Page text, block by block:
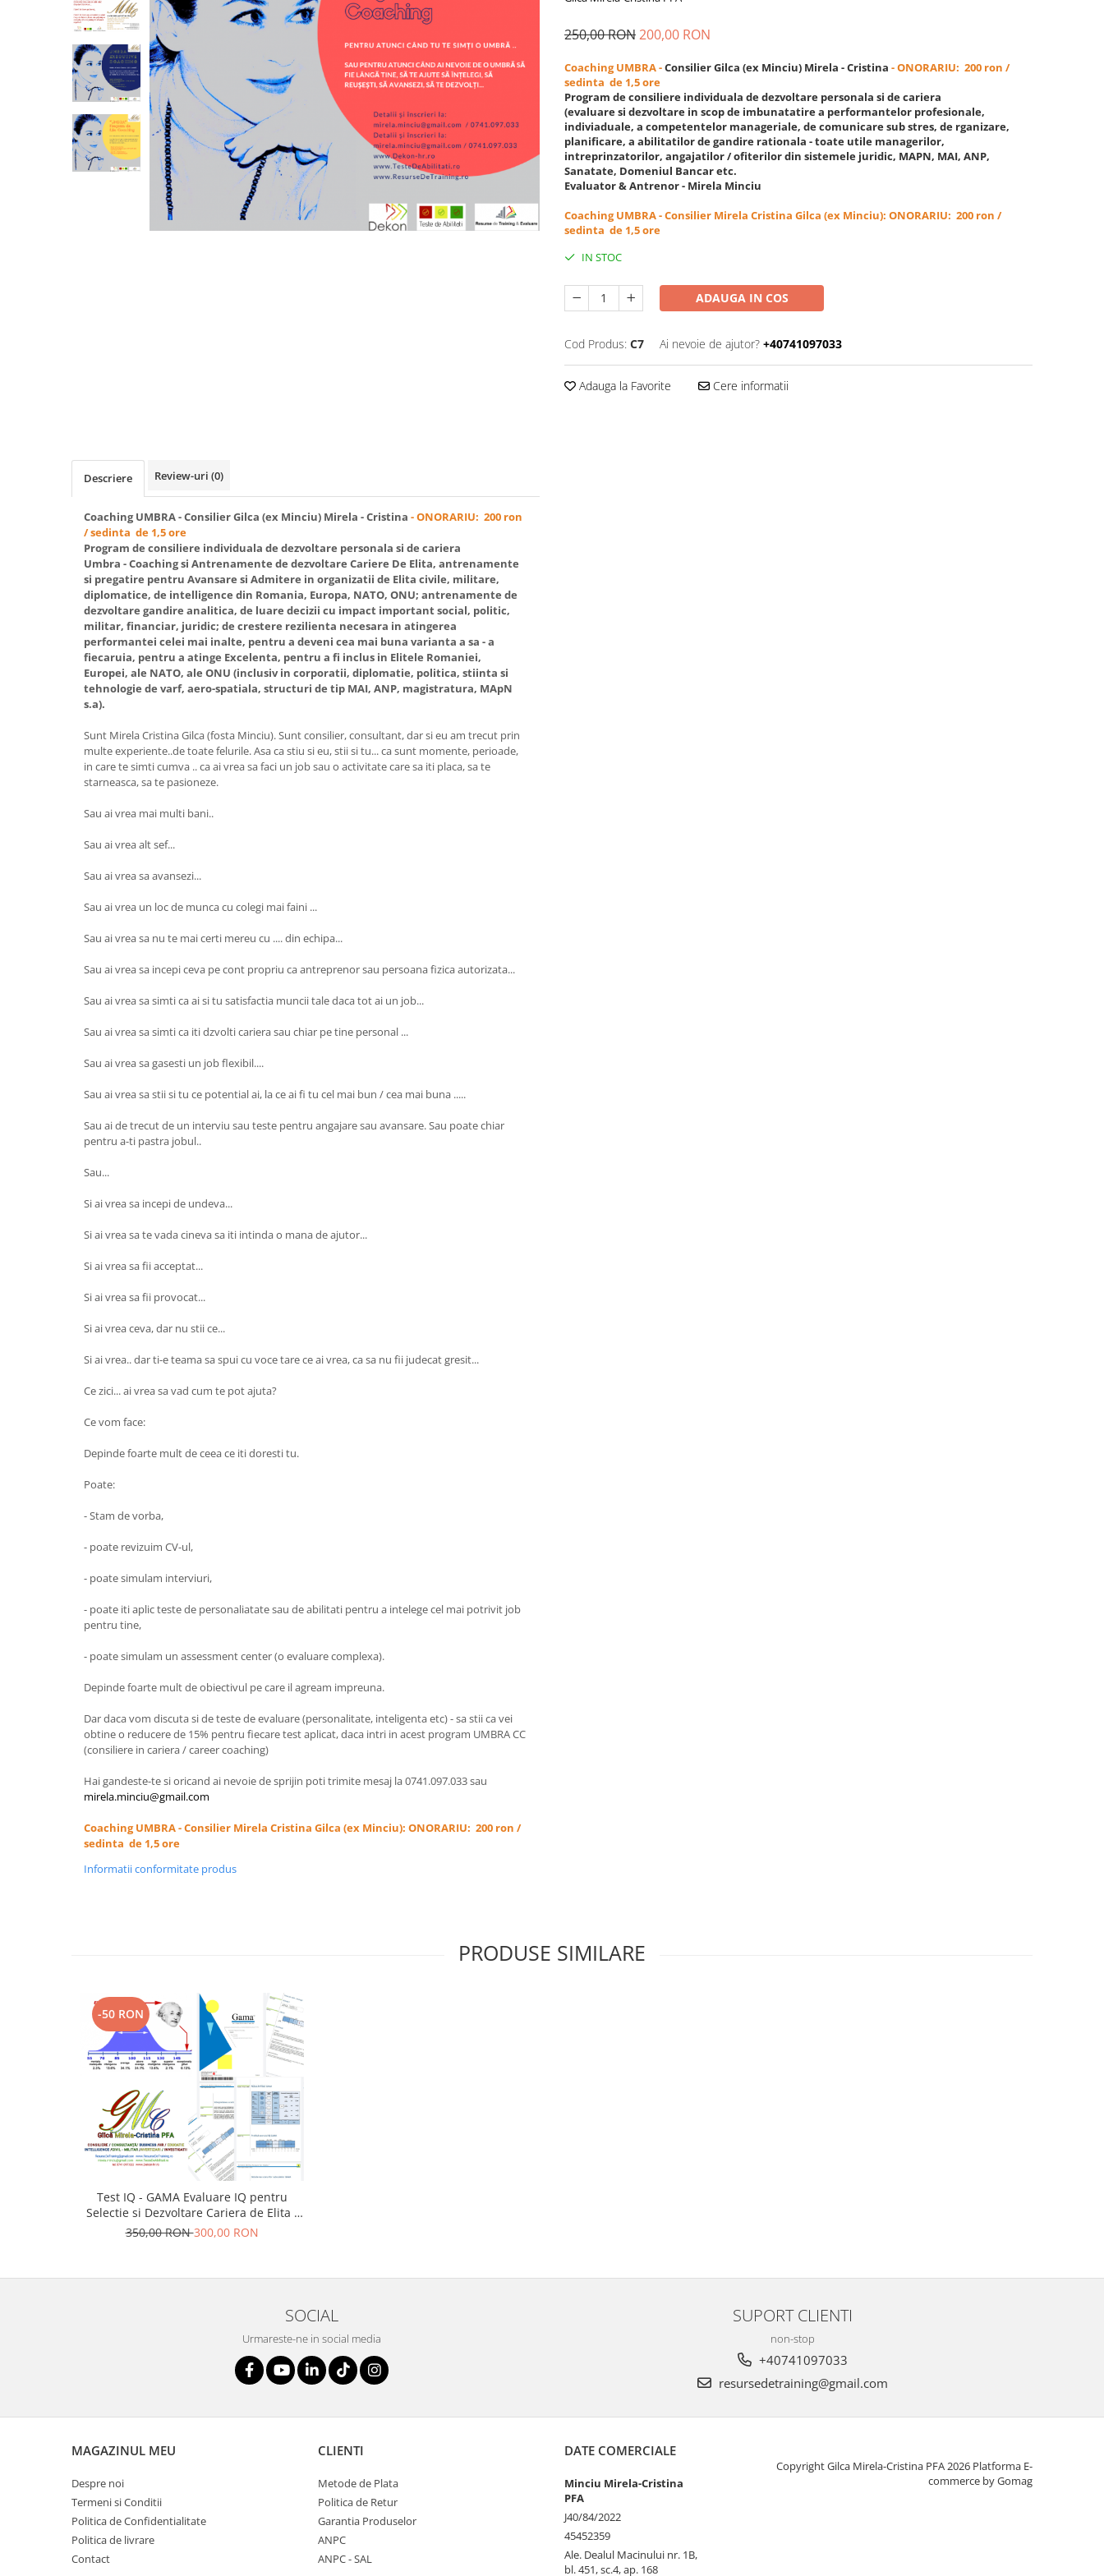
250,00 RON200,00 RON
Coaching UMBRA -Consilier Gilca (ex Minciu) Mirela - Cristina - ONORARIU: 200 ron /
sedinta de 1,5 ore
Program de consiliere individuala de dezvoltare personala si de cariera
(evaluare si dezvoltare in scop de imbunatatire a performantelor profesionale,
indiviaduale, a competentelor manageriale, de comunicare sub stres, de rganizare,
planificare, a abilitatilor de gandire rationala - toate utile managerilor,
intreprinzatorilor, angajatilor / ofiterilor din sistemele juridic, MAPN, MAI, ANP,
Sanatate, Domeniul Bancar etc.
Evaluator & Antrenor - Mirela Minciu
Coaching UMBRA - Consilier Mirela Cristina Gilca (ex Minciu): ONORARIU: 200 ron /
sedinta de 1,5 ore
IN STOC
ADAUGA IN COS
Cod Produs: C7 Ai nevoie de ajutor? +40741097033
Adauga la Favorite Cere informatii
Descriere Review-uri (0)
Coaching UMBRA - Consilier Gilca (ex Minciu) Mirela - Cristina - ONORARIU: 200 ron
/ sedinta de 1,5 ore
Program de consiliere individuala de dezvoltare personala si de cariera
Umbra - Coaching si Antrenamente de dezvoltare Cariere De Elita, antrenamente
si pregatire pentru Avansare si Admitere in organizatii de Elita civile, militare,
diplomatice, de intelligence din Romania, Europa, NATO, ONU; antrenamente de
dezvoltare gandire analitica, de luare decizii cu impact important social, politic,
militar, financiar, juridic; de crestere rezilienta necesara in atingerea
performantei celei mai inalte, pentru a deveni cea mai buna varianta a sa - a
fiecaruia, pentru a atinge Excelenta, pentru a fi inclus in Elitele Romaniei,
Europei, ale NATO, ale ONU (inclusiv in corporatii, diplomatie, politica, stiinta si
tehnologie de varf, aero-spatiala, structuri de tip MAI, ANP, magistratura, MApN
s.a).
Sunt Mirela Cristina Gilca (fosta Minciu). Sunt consilier, consultant, dar si eu am trecut prin
multe experiente..de toate felurile. Asa ca stiu si eu, stii si tu... ca sunt momente, perioade,
in care te simti cumva .. ca ai vrea sa faci un job sau o activitate care sa iti placa, sa te
starneasca, sa te pasioneze.
Sau ai vrea mai multi bani..
Sau ai vrea alt sef...
Sau ai vrea sa avansezi...
Sau ai vrea un loc de munca cu colegi mai faini ...
Sau ai vrea sa nu te mai certi mereu cu .... din echipa...
Sau ai vrea sa incepi ceva pe cont propriu ca antreprenor sau persoana fizica autorizata...
Sau ai vrea sa simti ca ai si tu satisfactia muncii tale daca tot ai un job...
Sau ai vrea sa simti ca iti dzvolti cariera sau chiar pe tine personal ...
Sau ai vrea sa gasesti un job flexibil....
Sau ai vrea sa stii si tu ce potential ai, la ce ai fi tu cel mai bun / cea mai buna .....
Sau ai de trecut de un interviu sau teste pentru angajare sau avansare. Sau poate chiar
pentru a-ti pastra jobul..
Sau...
Si ai vrea sa incepi de undeva...
Si ai vrea sa te vada cineva sa iti intinda o mana de ajutor...
Si ai vrea sa fii acceptat...
Si ai vrea sa fii provocat...
Si ai vrea ceva, dar nu stii ce...
Si ai vrea.. dar ti-e teama sa spui cu voce tare ce ai vrea, ca sa nu fii judecat gresit...
Ce zici... ai vrea sa vad cum te pot ajuta?
Ce vom face:
Depinde foarte mult de ceea ce iti doresti tu.
Poate:
- Stam de vorba,
- poate revizuim CV-ul,
- poate simulam interviuri,
- poate iti aplic teste de personaliatate sau de abilitati pentru a intelege cel mai potrivit job
pentru tine,
- poate simulam un assessment center (o evaluare complexa).
Depinde foarte mult de obiectivul pe care il agream impreuna.
Dar daca vom discuta si de teste de evaluare (personalitate, inteligenta etc) - sa stii ca vei
obtine o reducere de 15% pentru fiecare test aplicat, daca intri in acest program UMBRA CC
(consiliere in cariera / career coaching)
Hai gandeste-te si oricand ai nevoie de sprijin poti trimite mesaj la 0741.097.033 sau
mirela.minciu@gmail.com
Coaching UMBRA - Consilier Mirela Cristina Gilca (ex Minciu): ONORARIU: 200 ron /
sedinta de 1,5 ore
Informatii conformitate produs
PRODUSE SIMILARE
-50 RON
Test IQ - GAMA Evaluare IQ pentru
Selectie si Dezvoltare Cariera de Elita /
Evaluator licentiat: Mirela Minciu (Gîlcă)
350,00 RON300,00 RON
SOCIAL
Urmareste-ne in social media
SUPORT CLIENTI
non-stop
+40741097033
resursedetraining@gmail.com
MAGAZINUL MEU
Despre noi
Termeni si Conditii
Politica de Confidentialitate
Politica de livrare
Contact
CLIENTI
Metode de Plata
Politica de Retur
Garantia Produselor
ANPC
ANPC - SAL
DATE COMERCIALE
Minciu Mirela-Cristina
PFA
J40/84/2022
45452359
Ale. Dealul Macinului nr. 1B,
bl. 451, sc.4, ap. 168
Copyright Gilca Mirela-Cristina PFA 2026 Platforma E-
commerce by Gomag